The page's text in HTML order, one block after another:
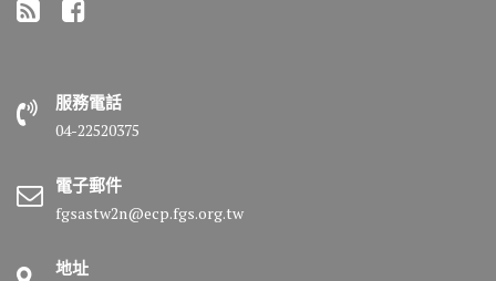
服務電話
04-22520375
電子郵件
fgsastw2n@ecp.fgs.org.tw
地址